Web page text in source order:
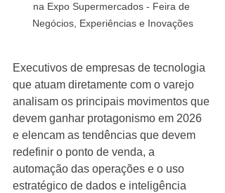
na Expo Supermercados - Feira de
Negócios, Experiências e Inovações
Executivos de empresas de tecnologia
que atuam diretamente com o varejo
analisam os principais movimentos que
devem ganhar protagonismo em 2026
e elencam as tendências que devem
redefinir o ponto de venda, a
automação das operações e o uso
estratégico de dados e inteligência